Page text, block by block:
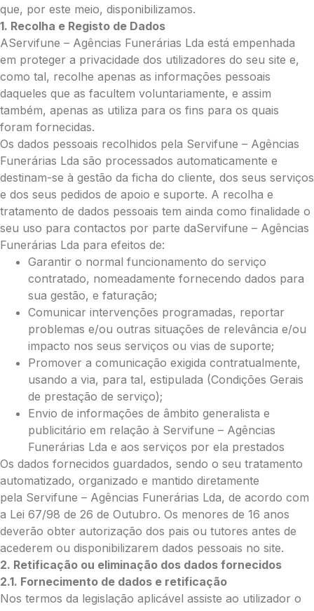
Pequena (€85)
Média (€100)
Grande (€115)
Coração:
Pequena (€85)
Média (€100)
Grande (€115)
Coroa:
Mini (€75)
Pequena (€85)
Média (€100)
Grande (€115)
O seu nome*
Contacto telefónico
O seu email*
Mensagem a constar no cartão
Pedidos/Informações adicionais
Total:
0.00
€
que, por este meio, disponibilizamos.
1. Recolha e Registo de Dados
AServifune – Agências Funerárias Lda está empenhada
em proteger a privacidade dos utilizadores do seu site e,
como tal, recolhe apenas as informações pessoais
daqueles que as facultem voluntariamente, e assim
também, apenas as utiliza para os fins para os quais
foram fornecidas.
Os dados pessoais recolhidos pela Servifune – Agências
Funerárias Lda são processados automaticamente e
destinam-se à gestão da ficha do cliente, dos seus serviços
e dos seus pedidos de apoio e suporte. A recolha e
tratamento de dados pessoais tem ainda como finalidade o
seu uso para contactos por parte daServifune – Agências
Funerárias Lda para efeitos de:
Garantir o normal funcionamento do serviço
contratado, nomeadamente fornecendo dados para
sua gestão, e faturação;
Comunicar intervenções programadas, reportar
problemas e/ou outras situações de relevância e/ou
impacto nos seus serviços ou vias de suporte;
Promover a comunicação exigida contratualmente,
usando a via, para tal, estipulada (Condições Gerais
de prestação de serviço);
Envio de informações de âmbito generalista e
publicitário em relação à Servifune – Agências
Funerárias Lda e aos serviços por ela prestados
Os dados fornecidos guardados, sendo o seu tratamento
automatizado, organizado e mantido diretamente
pela Servifune – Agências Funerárias Lda, de acordo com
a Lei 67/98 de 26 de Outubro. Os menores de 16 anos
deverão obter autorização dos pais ou tutores antes de
acederem ou disponibilizarem dados pessoais no site.
2. Retificação ou eliminação dos dados fornecidos
2.1. Fornecimento de dados e retificação
Nos termos da legislação aplicável assiste ao utilizador o